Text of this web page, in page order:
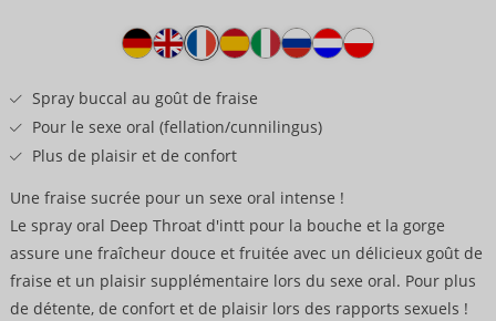
Spray buccal au goût de fraise
Pour le sexe oral (fellation/cunnilingus)
Plus de plaisir et de confort
Une fraise sucrée pour un sexe oral intense !
Le spray oral Deep Throat d'intt pour la bouche et la gorge
assure une fraîcheur douce et fruitée avec un délicieux goût de
fraise et un plaisir supplémentaire lors du sexe oral. Pour plus
de détente, de confort et de plaisir lors des rapports sexuels !